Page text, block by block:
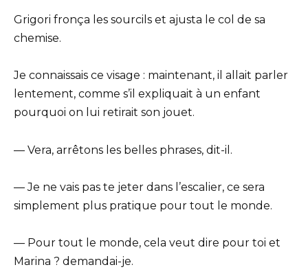
Grigori fronça les sourcils et ajusta le col de sa
chemise.
Je connaissais ce visage : maintenant, il allait parler
lentement, comme s’il expliquait à un enfant
pourquoi on lui retirait son jouet.
— Vera, arrêtons les belles phrases, dit-il.
— Je ne vais pas te jeter dans l’escalier, ce sera
simplement plus pratique pour tout le monde.
— Pour tout le monde, cela veut dire pour toi et
Marina ? demandai-je.